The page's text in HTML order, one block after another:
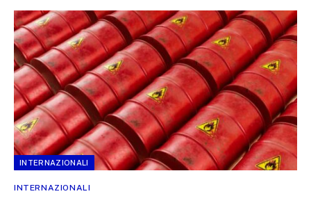
INTERNAZIONALI
INTERNAZIONALI